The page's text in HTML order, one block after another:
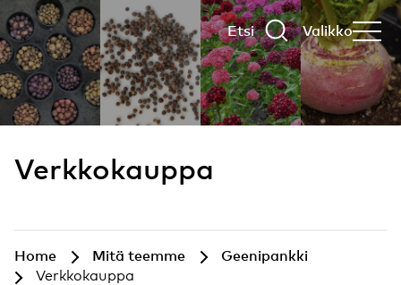
Etsi Valikko
Verkkokauppa
Home Mitä teemme Geenipankki
Verkkokauppa